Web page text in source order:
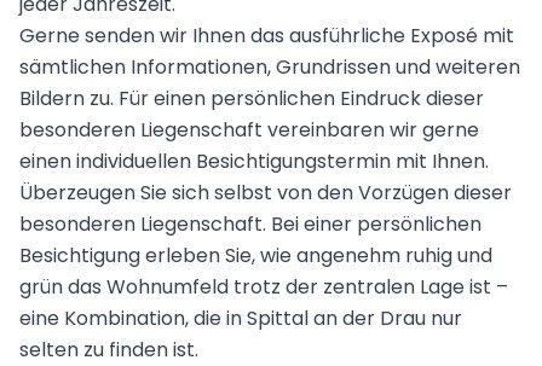
Gerne senden wir Ihnen das ausführliche Exposé mit
sämtlichen Informationen, Grundrissen und weiteren
Bildern zu. Für einen persönlichen Eindruck dieser
besonderen Liegenschaft vereinbaren wir gerne
einen individuellen Besichtigungstermin mit Ihnen.
Überzeugen Sie sich selbst von den Vorzügen dieser
besonderen Liegenschaft. Bei einer persönlichen
Besichtigung erleben Sie, wie angenehm ruhig und
grün das Wohnumfeld trotz der zentralen Lage ist –
eine Kombination, die in Spittal an der Drau nur
selten zu finden ist.